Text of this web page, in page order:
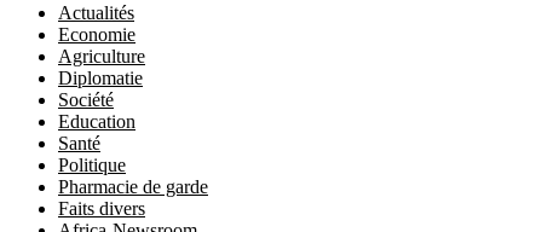
Actualités
Economie
Agriculture
Diplomatie
Société
Education
Santé
Politique
Pharmacie de garde
Faits divers